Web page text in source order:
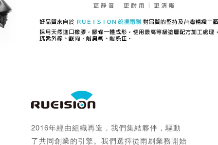
2016年經由組織再造，我們集結夥伴，驅動
了共同創業的引擎。我們選擇從雨刷業務開始